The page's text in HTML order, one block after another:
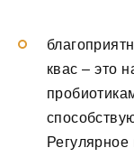
квас – это
Регулярное